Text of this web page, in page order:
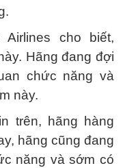
Airlines cho biết,
Hãng đang đợi
chức năng và
này.
trên, hãng hàng
hãng cũng đang
năng và sớm có